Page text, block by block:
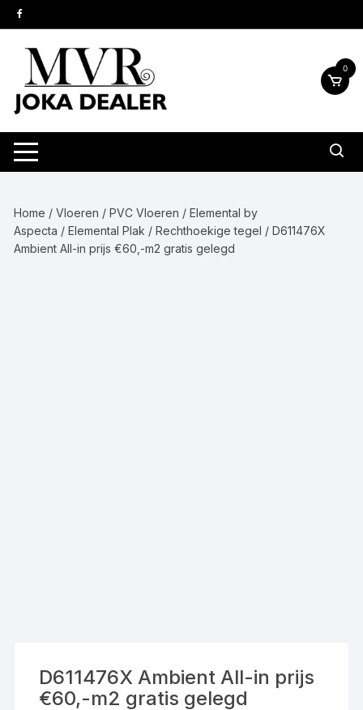
naar
inhoud
0
Home /Vloeren /PVC Vloeren /Elemental by
Aspecta /Elemental Plak /Rechthoekige tegel / D611476X
Ambient All-in prijs €60,-m2 gratis gelegd
D611476X Ambient All-in prijs
€60,-m2 gratis gelegd